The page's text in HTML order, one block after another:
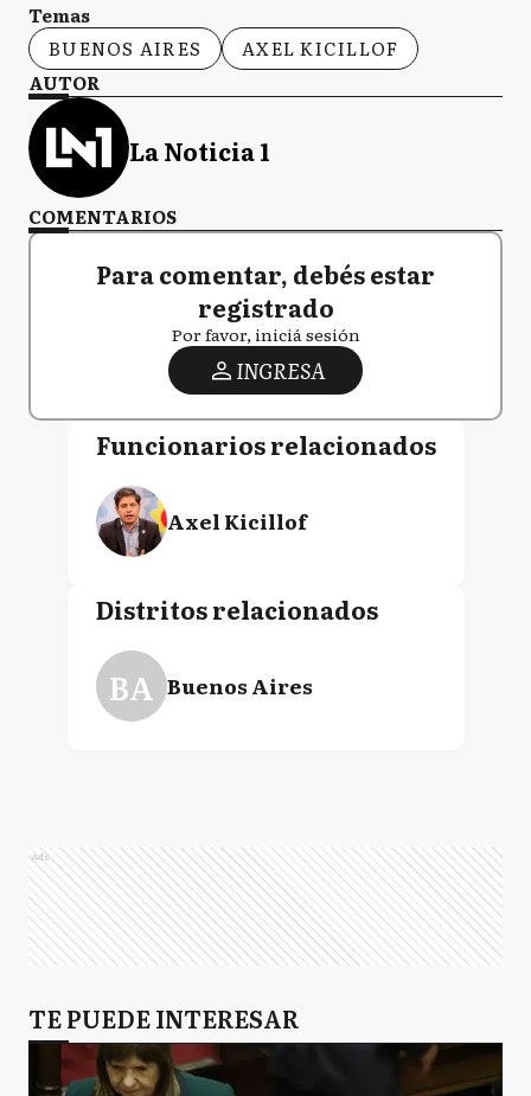
Temas
BUENOS AIRES
AXEL KICILLOF
AUTOR
La Noticia 1
COMENTARIOS
Para comentar, debés estar
registrado
Por favor, iniciá sesión
INGRESA
Funcionarios relacionados
Axel Kicillof
Distritos relacionados
BA Buenos Aires
Ads
TE PUEDE INTERESAR